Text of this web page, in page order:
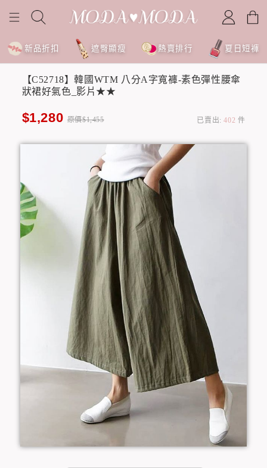
新品折扣 遮臀顯瘦 熱賣排行 夏日短褲
【C52718】韓國WTM 八分A字寬褲-素色彈性腰傘
狀裙好氣色_影片★★
$1,280 原價$1,455 已賣出:402 件